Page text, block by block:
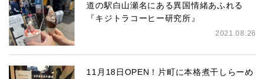
道の駅白山瀬名にある異国情緒あふれる
『キジトラコーヒー研究所』
2021.08.26
11月18日OPEN！片町に本格煮干しらーめ